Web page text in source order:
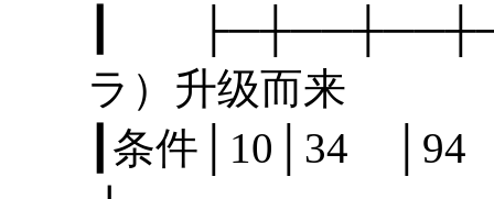
┃
ラ）升级而
┃条件│10│34